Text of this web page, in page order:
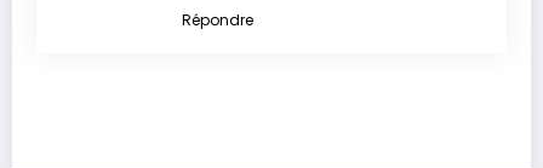
Répondre